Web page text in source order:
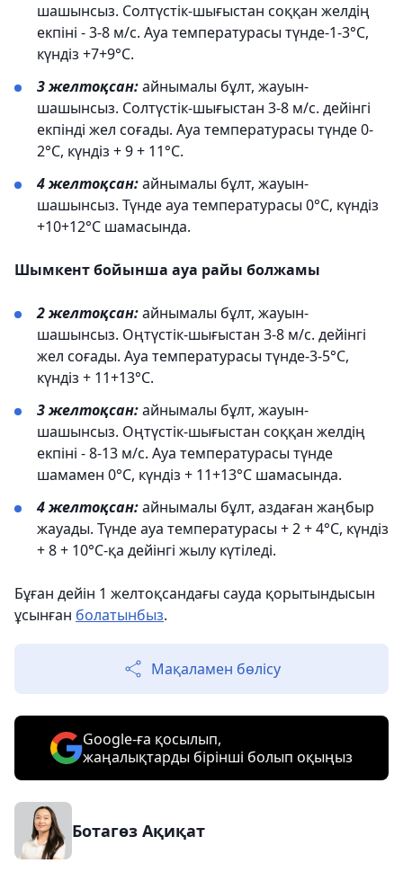
шашынсыз. Солтүстік-шығыстан соққан желдің
екпіні - 3-8 м/с. Ауа температурасы түнде-1-3°C,
күндіз +7+9°C.
3 желтоқсан:айнымалы бұлт, жауын-
шашынсыз. Солтүстік-шығыстан 3-8 м/с. дейінгі
екпінді жел соғады. Ауа температурасы түнде 0-
2°C, күндіз + 9 + 11°C.
4 желтоқсан:айнымалы бұлт, жауын-
шашынсыз. Түнде ауа температурасы 0°C, күндіз
+10+12°C шамасында.
Шымкент бойынша ауа райы болжамы
2 желтоқсан:айнымалы бұлт, жауын-
шашынсыз. Оңтүстік-шығыстан 3-8 м/с. дейінгі
жел соғады. Ауа температурасы түнде-3-5°C,
күндіз + 11+13°C.
3 желтоқсан:айнымалы бұлт, жауын-
шашынсыз. Оңтүстік-шығыстан соққан желдің
екпіні - 8-13 м/с. Ауа температурасы түнде
шамамен 0°C, күндіз + 11+13°C шамасында.
4 желтоқсан:айнымалы бұлт, аздаған жаңбыр
жауады. Түнде ауа температурасы + 2 + 4°C, күндіз
+ 8 + 10°C-қа дейінгі жылу күтіледі.
Бұған дейін 1 желтоқсандағы сауда қорытындысын
ұсынған болатынбыз.
Мақаламен бөлісу
Google-ға қосылып,
жаңалықтарды бірінші болып оқыңыз
Ботагөз Ақиқат